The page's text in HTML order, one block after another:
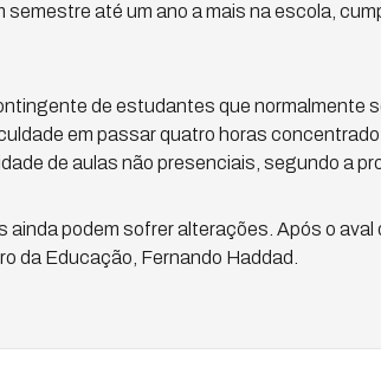
até um ano a mais na escola,
de estudantes que normalmente
em passar quatro horas
de aulas não presenciais, segundo a
podem sofrer alterações. Após o aval
da Educação, Fernando Haddad.